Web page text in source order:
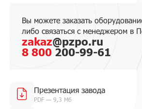
Вы можете заказать
либо связаться с менеджером в
zakaz@pzpo.ru
8 800 200-99-61
Презентация завода
PDF — 9,3 Мб